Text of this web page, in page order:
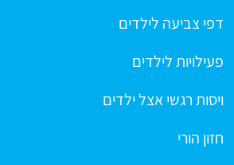
דפי צביעה לילדים
פעילויות לילדים
ויסות רגשי אצל ילדים
חזון הורי